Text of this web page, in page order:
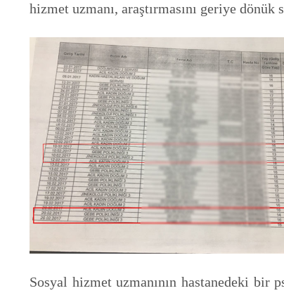
hizmet uzmanı, araştırmasını geriye
Sosyal hizmet uzmanının hastanedeki bir